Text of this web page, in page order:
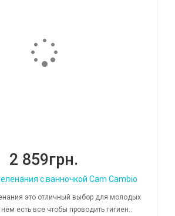
2 859грн.
с ванночкой Cam Cambio
это отличный выбор для молодых
есть все чтобы проводить гигиен..